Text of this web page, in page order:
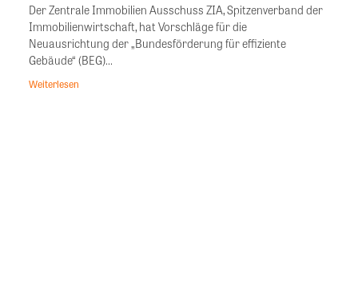
Der Zentrale Immobilien Ausschuss ZIA, Spitzenverband der
Immobilienwirtschaft, hat Vorschläge für die
Neuausrichtung der „Bundesförderung für effiziente
Gebäude“ (BEG)...
Weiterlesen